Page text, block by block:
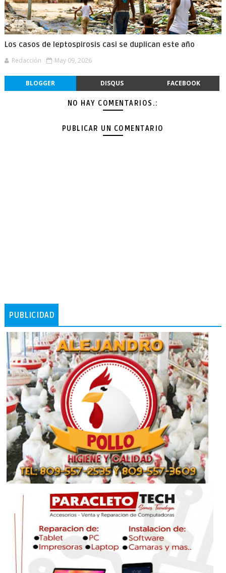
Los casos de leptospirosis casi se duplican este año
Redacción May 09, 2026
BLOGGER DISQUS FACEBOOK
NO HAY COMENTARIOS.:
PUBLICAR UN COMENTARIO
PUBLICIDAD